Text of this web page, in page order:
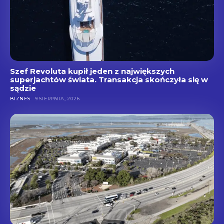
Szef Revoluta kupił jeden z największych
superjachtów świata. Transakcja skończyła się w
sądzie
BIZNES 9 SIERPNIA, 2026